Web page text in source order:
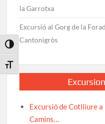
Toggle High Contrast
Toggle Font size
la Garrotxa
Excursió al Gorg de la
Cantonigròs
Excursió de Cotlliure
Camins…